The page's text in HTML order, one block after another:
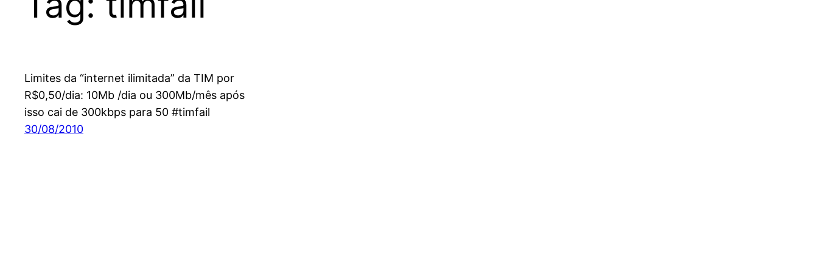
Limites da “internet ilimitada” da TIM por
R$0,50/dia: 10Mb /dia ou 300Mb/mês após
isso cai de 300kbps para 50 #timfail
30/08/2010